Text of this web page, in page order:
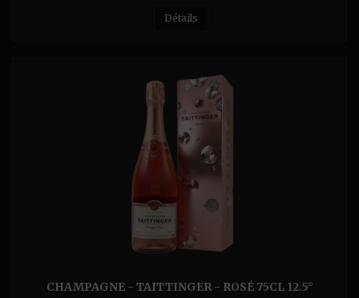
Détails
CHAMPAGNE - TAITTINGER - ROSÉ 75CL 12.5°